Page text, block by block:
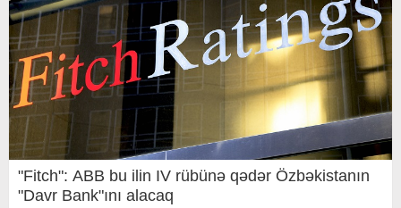
"Fitch": ABB bu ilin IV rübünə qədər Özbəkistanın
"Davr Bank"ını alacaq